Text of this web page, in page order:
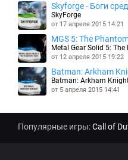
Skyforge - Боги
SkyForge
от 17 апреля 2015 14:21
MGS 5: The
Metal Gear Solid 5: The
от 12 апреля 2015 19:22
Batman: Arkham
Batman: Arkham
от 5 апреля 2015 14:41
Популярные игры:Call of